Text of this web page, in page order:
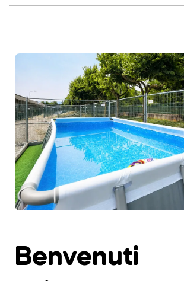
Benvenuti